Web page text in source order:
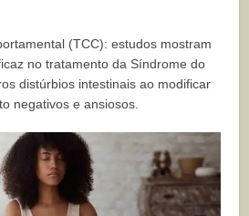
(TCC): estudos mostram
no tratamento da Síndrome do
distúrbios intestinais ao modificar
negativos e ansiosos.